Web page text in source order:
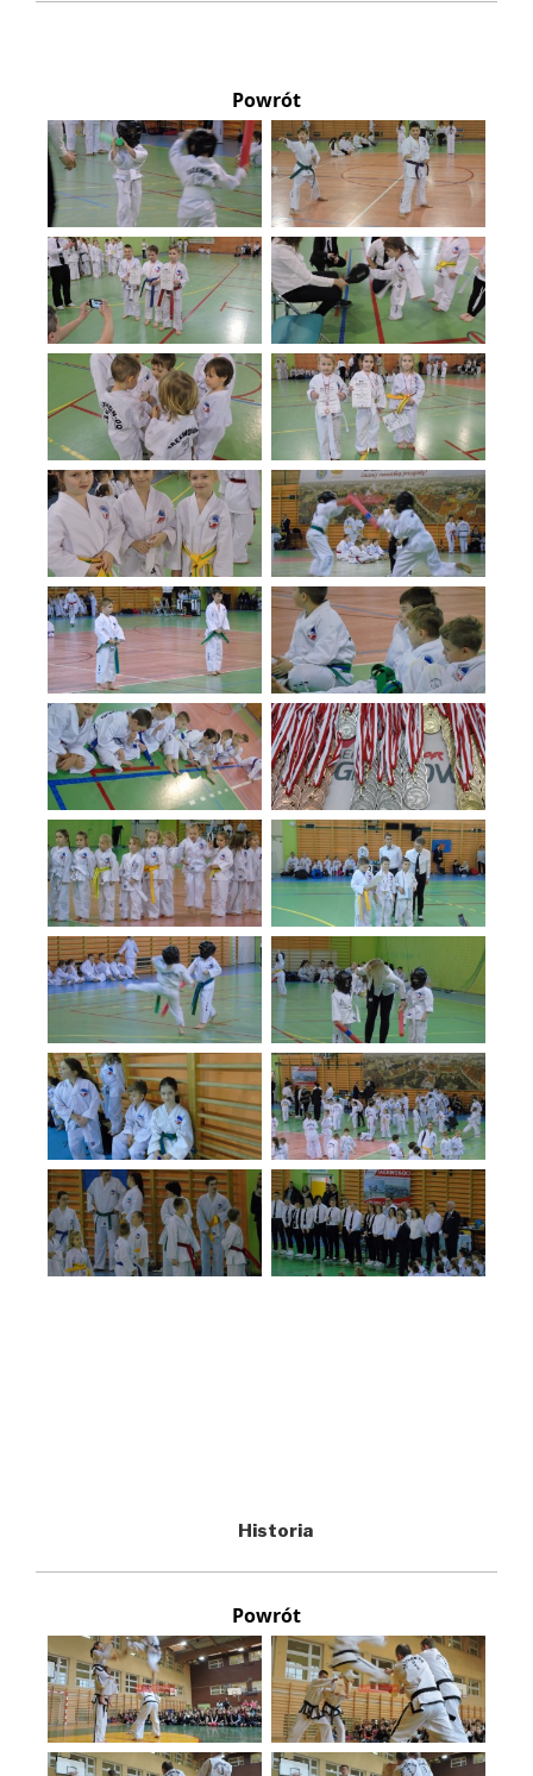
Powrót
Historia
Powrót